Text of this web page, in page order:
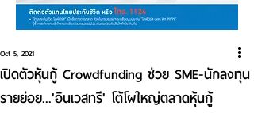
เปิดตัวหุ้นกู้ Crowdfunding ช่วย SME-นักลงทุน
รายย่อย...'อินเวสทรี' โต้โผใหญ่ตลาดหุ้นกู้
Oct 5, 2021